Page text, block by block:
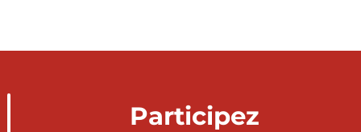
Participez